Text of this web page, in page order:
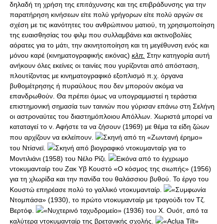
δηλαδή τη χρήση της επιτάχυνσης και της επιβράδυνσης για την
παρατήρηση κινήσεων είτε πολύ γρήγορων είτε πολύ αργών σε
σχέση με τις ικανότητες του ανθρώπινου ματιού, τη χρησιμοποίηση
της ευαισθησίας του φιλμ που συλλαμβάνει και ακτινοβολίες
αόρατες για το μάτι, την ακινητοποίηση και τη μεγέθυνση ενός και
μόνου καρέ (κινηματογραφικής εικόνας) κλπ. Στην κατηγορία αυτή
ανήκουν όλες εκείνες οι ταινίες που γυρίζονται από απόσταση,
πλουτίζοντας με κινηματογραφικό εξοπλισμό π.χ. όργανα
βυθομέτρησης ή πυραύλους που δεν μπορούν ακόμα να
επανδρωθούν. Θα πρέπει όμως να υπογραμμιστεί η τεράστια
επιστημονική σημασία των ταινιών που γύρισαν επάνω στη Σελήνη
οι αστροναύτες του διαστημόπλοιου Απόλλων. Χωριστά μπορεί να
καταταγεί το ν. Αφήστε τα να ζήσουν (1969) με θέμα τα είδη ζώων
που αρχίζουν να εκλείπουν.
Σκηνή από τη «Ζωντανή έρημο»
του Ντίσνεϊ.
Σκηνή από βιογραφικό ντοκυμανταίρ για το
Μοντιλιάνι (1958) του Νέλο Pίζι.
Εικόνα από το έγχρωμο
ντοκυμανταίρ του Ζακ Υβ Κουστό «Ο κόσμος της σιωπής» (1956)
για τη χλωρίδα και την πανίδα του θαλάσσιου βυθού. Το έργο του
Κουστώ επηρέασε πολύ το γαλλικό ντοκυμανταίρ.
«Συμφωνία
Ντομπάσα» (1930), το πρώτο ντοκυμανταίρ με τραγούδι τον Τζ.
Βερτόφ.
«Νυχτερινό ταχυδρομείο» (1936) του X. Ουότ, από τα
καλύτερα ντοκυμανταίρ της βρετανικής σχολής.
«Aclua Tilt»